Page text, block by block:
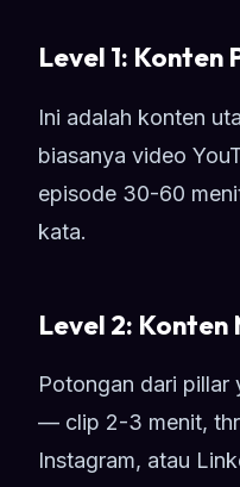
Level 1: Konten
Ini adalah konten
biasanya video
episode 30-60
kata.
Level 2: Konten
Potongan dari pillar
— clip 2-3 menit,
Instagram, atau